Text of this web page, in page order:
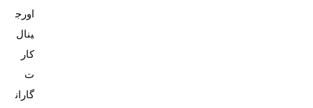
اورج
کار
ت
گاران